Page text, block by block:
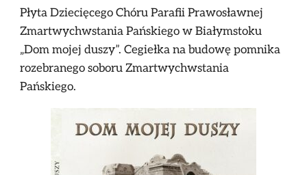
Płyta Dziecięcego Chóru Parafii Prawosławnej
Zmartwychwstania Pańskiego w Białymstoku
„Dom mojej duszy”. Cegiełka na budowę pomnika
rozebranego soboru Zmartwychwstania
Pańskiego.